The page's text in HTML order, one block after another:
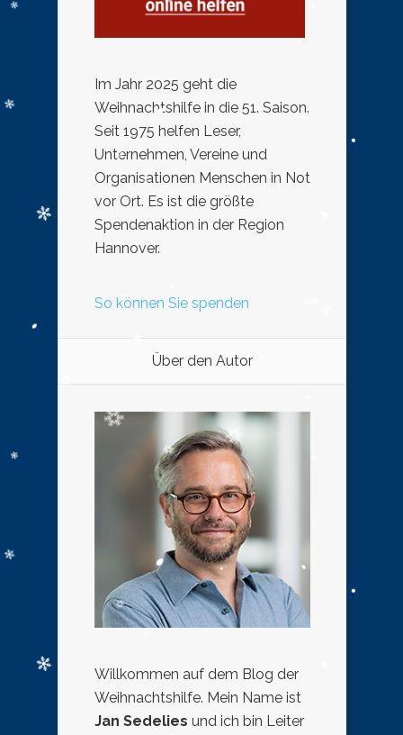
Im Jahr 2025 geht die
Weihnachtshilfe in die 51. Saison.
Seit 1975 helfen Leser,
Unternehmen, Vereine und
Organisationen Menschen in Not
vor Ort. Es ist die größte
Spendenaktion in der Region
Hannover.
So können Sie spenden
Über den Autor
Willkommen auf dem Blog der
Weihnachtshilfe. Mein Name ist
Jan Sedelies und ich bin Leiter